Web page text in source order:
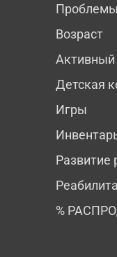
Проблемы
Возраст
Активный
Детская
Игры
Развитие
%